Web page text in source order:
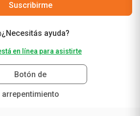
Suscribirme
¿Necesitás ayuda?
en línea para asistirte
Botón de
arrepentimiento